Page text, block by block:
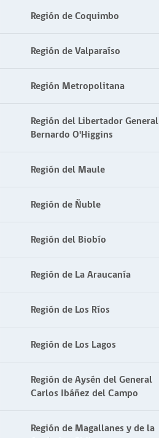
Región de Coquimbo
Región de Valparaíso
Región Metropolitana
Región del Libertador General
Bernardo O'Higgins
Región del Maule
Región de Ñuble
Región del Biobío
Región de La Araucanía
Región de Los Ríos
Región de Los Lagos
Región de Aysén del General
Carlos Ibáñez del Campo
Región de Magallanes y de la